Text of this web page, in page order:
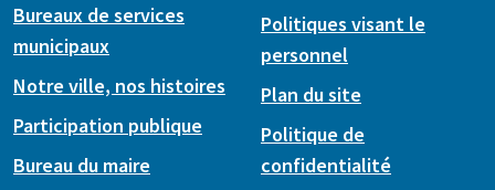
Bureaux de services
municipaux
Notre ville, nos histoires
Participation publique
Bureau du maire
Politiques visant le
personnel
Plan du site
Politique de
confidentialité